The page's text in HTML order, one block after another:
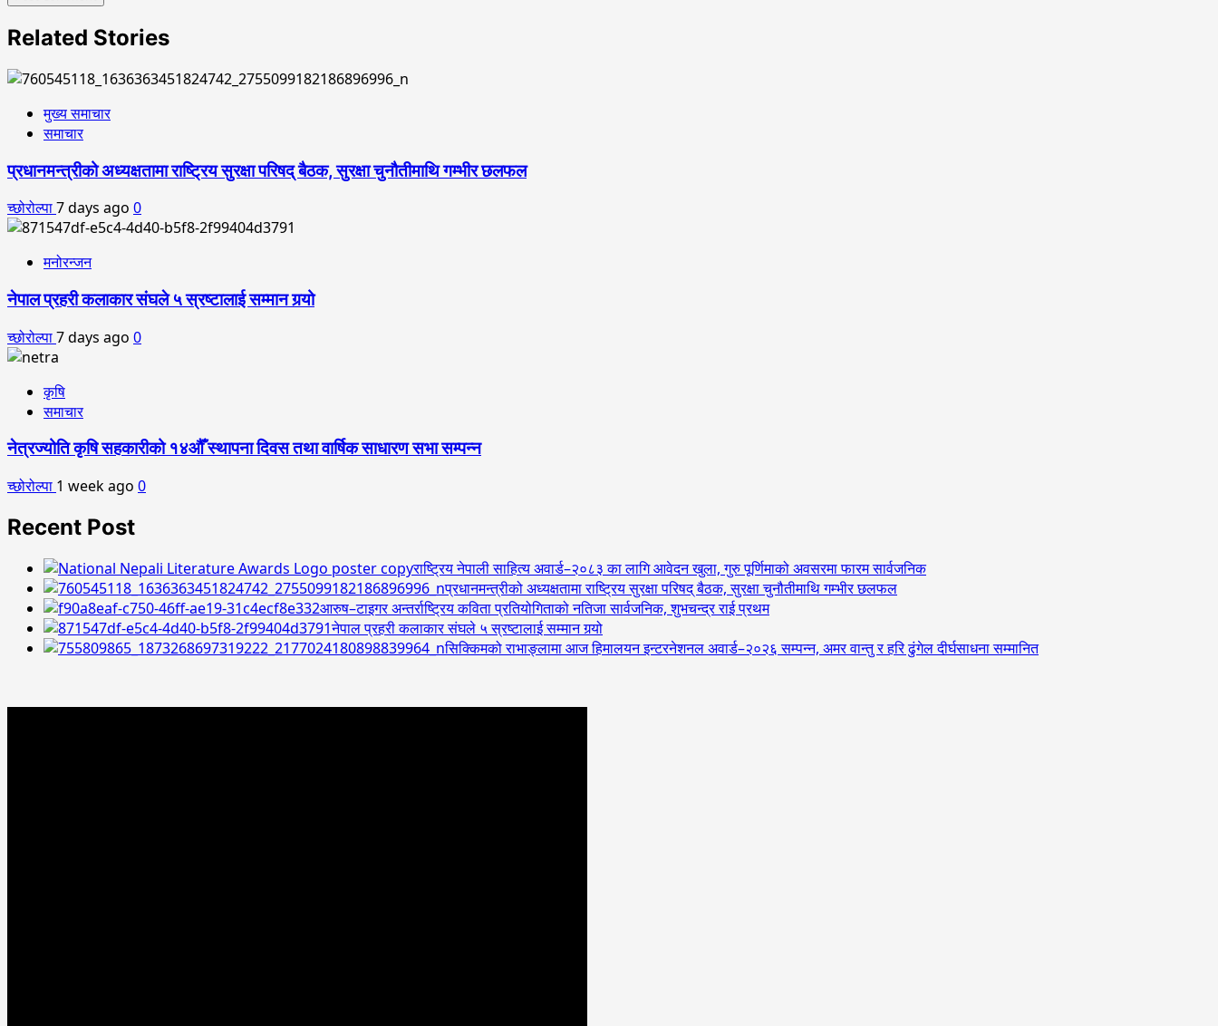
Related Stories
मुख्य समाचार
समाचार
प्रधानमन्त्रीको अध्यक्षतामा राष्ट्रिय सुरक्षा परिषद् बैठक, सुरक्षा चुनौतीमाथि गम्भीर छलफल
च्छोरोल्पा7 days ago 0
मनोरन्जन
नेपाल प्रहरी कलाकार संघले ५ स्रष्टालाई सम्मान गर्‍यो
च्छोरोल्पा7 days ago 0
कृषि
समाचार
नेत्रज्योति कृषि सहकारीको १४औँ स्थापना दिवस तथा वार्षिक साधारण सभा सम्पन्न
च्छोरोल्पा 1 week ago 0
Recent Post
राष्ट्रिय नेपाली साहित्य अवार्ड–२०८३ का लागि आवेदन खुला, गुरु पूर्णिमाको अवसरमा फारम सार्वजनिक
प्रधानमन्त्रीको अध्यक्षतामा राष्ट्रिय सुरक्षा परिषद् बैठक, सुरक्षा चुनौतीमाथि गम्भीर छलफल
आरुष–टाइगर अन्तर्राष्ट्रिय कविता प्रतियोगिताको नतिजा सार्वजनिक, शुभचन्द्र राई प्रथम
नेपाल प्रहरी कलाकार संघले ५ स्रष्टालाई सम्मान गर्‍यो
सिक्किमको राभाङ्लामा आज हिमालयन इन्टरनेशनल अवार्ड–२०२६ सम्पन्न, अमर वान्तु र हरि ढुंगेल दीर्घसाधना सम्मानित